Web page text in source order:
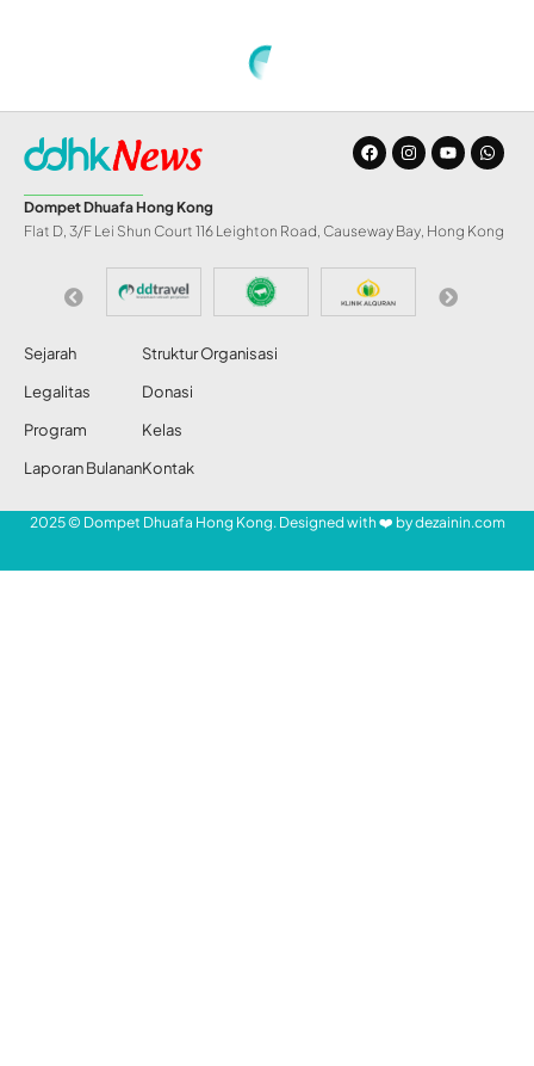
Dompet Dhuafa Hong Kong
Flat D, 3/F Lei Shun Court 116 Leighton Road, Causeway Bay, Hong Kong
Sejarah
Legalitas
Program
Laporan Bulanan
Struktur Organisasi
Donasi
Kelas
Kontak
2025 © Dompet Dhuafa Hong Kong. Designed with ❤️ bydezainin.com